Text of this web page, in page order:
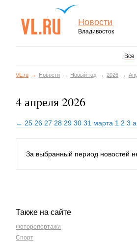
Новости
Владивосток
Все
VL.ru Новости Новый год 2026
4 апреля 2026
← 25 26 27 28 29 30 31 марта 1 2 3
За выбранный период новостей
Также на сайте
Фоторепортажи
Спорт